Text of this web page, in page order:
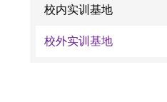
校内实训基地
校外实训基地